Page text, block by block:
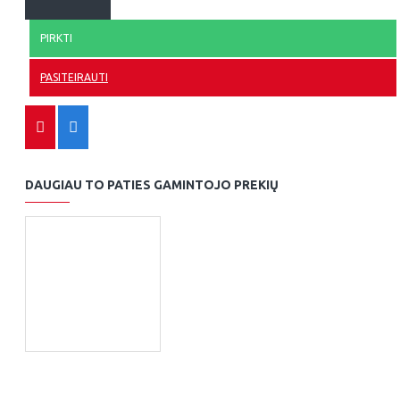
PIRKTI
PASITEIRAUTI
DAUGIAU TO PATIES GAMINTOJO PREKIŲ